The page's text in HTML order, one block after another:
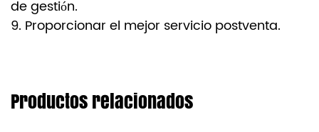
de gestión.
9. Proporcionar el mejor servicio postventa.
Productos relacionados